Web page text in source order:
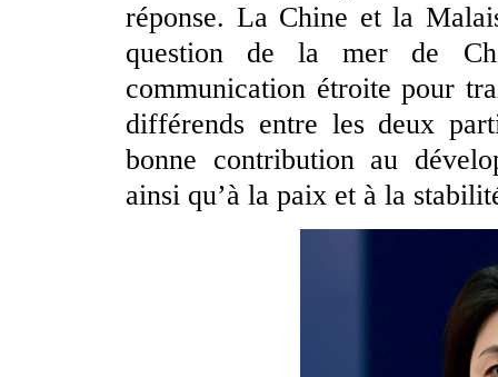
réponse. La Chine et la
question de la mer de
communication étroite pour
différends entre les deux
bonne contribution au
ainsi qu’à la paix et à la